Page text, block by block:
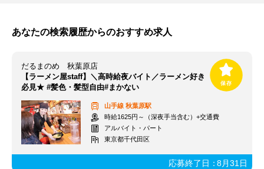
あなたの検索履歴からのおすすめ求人
だるまのめ 秋葉原店
【ラーメン屋staff】＼高時給夜バイト／ラーメン好き
必見★ #髪色・髪型自由#まかない
山手線 秋葉原駅
時給1625円～（深夜手当含む）+交通費
アルバイト・パート
東京都千代田区
応募終了日：8月31日